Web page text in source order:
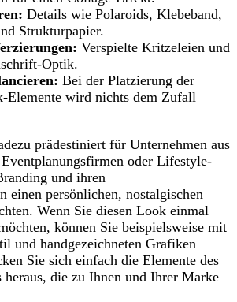
Details wie Polaroids, Klebeband,
Strukturpapier.
Verspielte Kritzeleien und
Optik.
Bei der Platzierung der
Elemente wird nichts dem Zufall
prädestiniert für Unternehmen aus
oder Lifestyle-
und ihren
einen persönlichen, nostalgischen
Wenn Sie diesen Look einmal
können Sie beispielsweise mit
und handgezeichneten Grafiken
Sie sich einfach die Elemente des
heraus, die zu Ihnen und Ihrer Marke